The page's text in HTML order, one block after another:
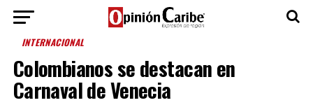
INTERNACIONAL
Colombianos se destacan en
Carnaval de Venecia